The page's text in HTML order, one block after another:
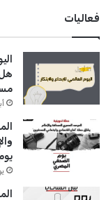
فعاليات
هل